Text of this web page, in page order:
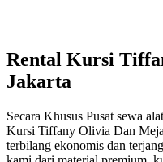
Rental Kursi
Jakarta
Secara Khusus Pusat sewa
Kursi Tiffany Olivia Dan Meja
terbilang ekonomis dan